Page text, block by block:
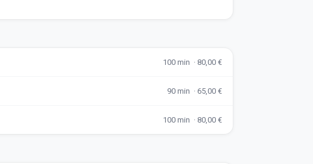
100 min · 80,00 €
90 min · 65,00 €
100 min · 80,00 €